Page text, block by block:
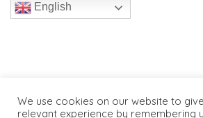
English
We use cookies on our website to
relevant experience by remembering